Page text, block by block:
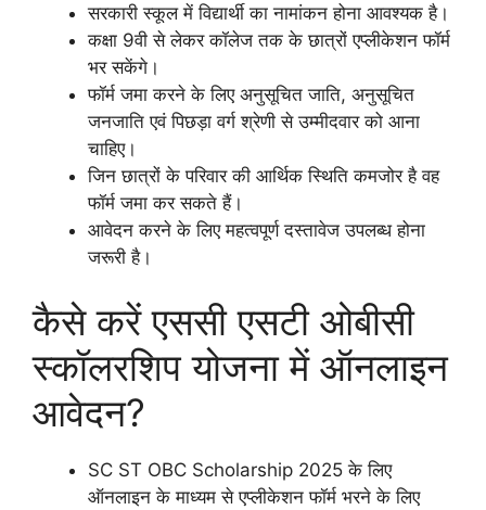
सरकारी स्कूल में विद्यार्थी का नामांकन होना आवश्यक है।
कक्षा 9वी से लेकर कॉलेज तक के छात्रों एप्लीकेशन फॉर्म
भर सकेंगे।
फॉर्म जमा करने के लिए अनुसूचित जाति, अनुसूचित
जनजाति एवं पिछड़ा वर्ग श्रेणी से उम्मीदवार को आना
चाहिए।
जिन छात्रों के परिवार की आर्थिक स्थिति कमजोर है वह
फॉर्म जमा कर सकते हैं।
आवेदन करने के लिए महत्वपूर्ण दस्तावेज उपलब्ध होना
जरूरी है।
कैसे करें एससी एसटी ओबीसी
स्कॉलरशिप योजना में ऑनलाइन
आवेदन?
SC ST OBC Scholarship 2025 के लिए
ऑनलाइन के माध्यम से एप्लीकेशन फॉर्म भरने के लिए